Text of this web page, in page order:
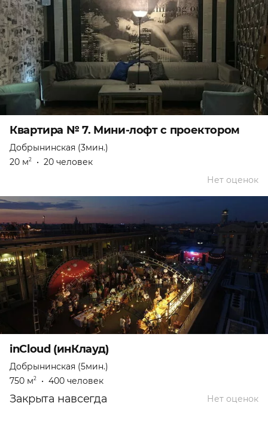
Квартира № 7. Мини-лофт с проектором
Добрынинская (3мин.)
20 м2 • 20 человек
Нет оценок
inCloud (инКлауд)
Добрынинская (5мин.)
750 м2 • 400 человек
Нет оценок
Закрыта навсегда